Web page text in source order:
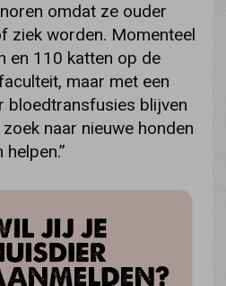
omdat ze ouder
ziek worden. Momenteel
en 110 katten op de
maar met een
bloedtransfusies blijven
naar nieuwe honden